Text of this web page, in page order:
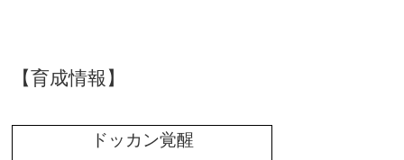
【育成情報】
ドッカン覚醒